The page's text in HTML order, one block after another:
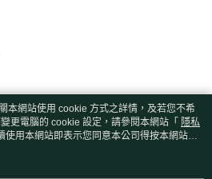
本網站使用 cookie 方式之詳情，及若您不希
更電腦的 cookie 設定，請參閱本網站「 隱私
使用本網站即表示您同意本公司得按本網站使